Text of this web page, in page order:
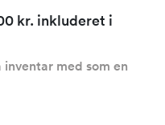
kr. inkluderet i
med som en